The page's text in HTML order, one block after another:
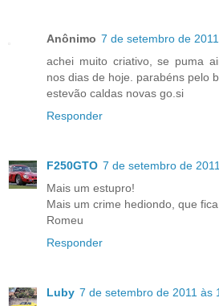
Anônimo 7 de setembro de
achei muito criativo, se puma
nos dias de hoje. parabéns pelo
estevão caldas novas go.si
Responder
F250GTO 7 de setembro de
Mais um estupro!
Mais um crime hediondo, que
Romeu
Responder
Luby 7 de setembro de 2011 às